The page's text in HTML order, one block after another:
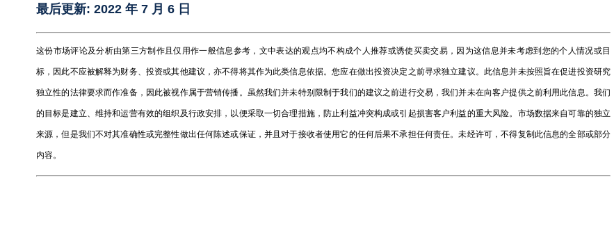
最后更新: 2022 年 7 月 6 日
这份市场评论及分析由第三方制作且仅用作一般信息参考，文中表达的观点均不构成个人推荐或诱使买卖交易，因为这信息并未考虑到您的个人情况或目
标，因此不应被解释为财务、投资或其他建议，亦不得将其作为此类信息依据。您应在做出投资决定之前寻求独立建议。此信息并未按照旨在促进投资研究
独立性的法律要求而作准备，因此被视作属于营销传播。虽然我们并未特别限制于我们的建议之前进行交易，我们并未在向客户提供之前利用此信息。我们
的目标是建立、维持和运营有效的组织及行政安排，以便采取一切合理措施，防止利益冲突构成或引起损害客户利益的重大风险。市场数据来自可靠的独立
来源，但是我们不对其准确性或完整性做出任何陈述或保证，并且对于接收者使用它的任何后果不承担任何责任。未经许可，不得复制此信息的全部或部分
内容。